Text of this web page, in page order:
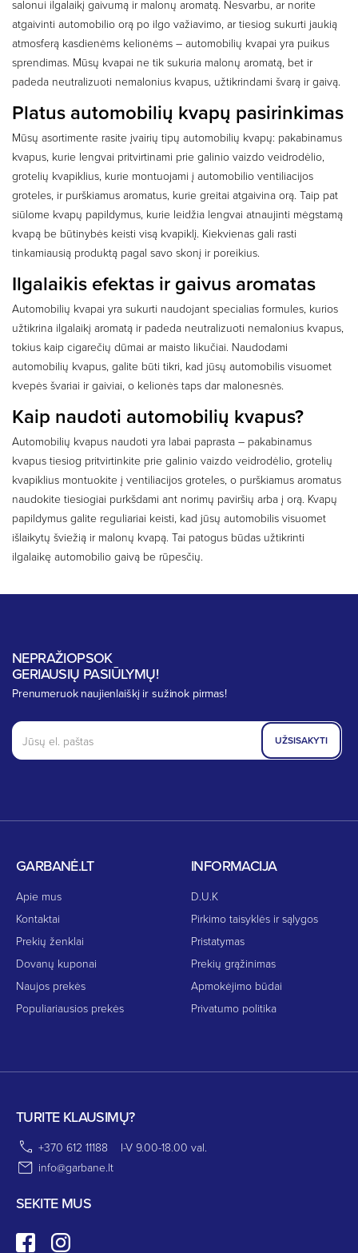
salonui ilgalaikį gaivumą ir malonų aromatą. Nesvarbu, ar norite
atgaivinti automobilio orą po ilgo važiavimo, ar tiesiog sukurti jaukią
atmosferą kasdienėms kelionėms – automobilių kvapai yra puikus
sprendimas. Mūsų kvapai ne tik sukuria malonų aromatą, bet ir
padeda neutralizuoti nemalonius kvapus, užtikrindami švarą ir gaivą.
Platus automobilių kvapų pasirinkimas
Mūsų asortimente rasite įvairių tipų automobilių kvapų: pakabinamus
kvapus, kurie lengvai pritvirtinami prie galinio vaizdo veidrodėlio,
grotelių kvapiklius, kurie montuojami į automobilio ventiliacijos
groteles, ir purškiamus aromatus, kurie greitai atgaivina orą. Taip pat
siūlome kvapų papildymus, kurie leidžia lengvai atnaujinti mėgstamą
kvapą be būtinybės keisti visą kvapiklį. Kiekvienas gali rasti
tinkamiausią produktą pagal savo skonį ir poreikius.
Ilgalaikis efektas ir gaivus aromatas
Automobilių kvapai yra sukurti naudojant specialias formules, kurios
užtikrina ilgalaikį aromatą ir padeda neutralizuoti nemalonius kvapus,
tokius kaip cigarečių dūmai ar maisto likučiai. Naudodami
automobilių kvapus, galite būti tikri, kad jūsų automobilis visuomet
kvepės švariai ir gaiviai, o kelionės taps dar malonesnės.
Kaip naudoti automobilių kvapus?
Automobilių kvapus naudoti yra labai paprasta – pakabinamus
kvapus tiesiog pritvirtinkite prie galinio vaizdo veidrodėlio, grotelių
kvapiklius montuokite į ventiliacijos groteles, o purškiamus aromatus
naudokite tiesiogiai purkšdami ant norimų paviršių arba į orą. Kvapų
papildymus galite reguliariai keisti, kad jūsų automobilis visuomet
išlaikytų šviežią ir malonų kvapą. Tai patogus būdas užtikrinti
ilgalaikę automobilio gaivą be rūpesčių.
GARBANĖ.LT
Apie mus
Kontaktai
Prekių ženklai
Dovanų kuponai
Naujos prekės
Populiariausios prekės
INFORMACIJA
D.U.K
Pirkimo taisyklės ir sąlygos
Pristatymas
Prekių grąžinimas
Apmokėjimo būdai
Privatumo politika
TURITE KLAUSIMŲ?
+370 612 11188
I-V 9.00-18.00 val.
info@garbane.lt
SEKITE MUS
NEPRAŽIOPSOK
GERIAUSIŲ PASIŪLYMŲ!
Prenumeruok naujienlaiškį ir sužinok pirmas!
UŽSISAKYTI